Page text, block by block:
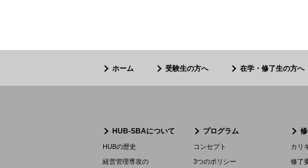
ホーム 受験生の方へ 在学・修了生の方へ
HUB-SBAについて
HUBの歴史
経営管理専攻の
プログラム
コンセプト
3つのポリシー
カリ
修了